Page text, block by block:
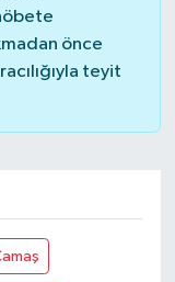
önce
teyit